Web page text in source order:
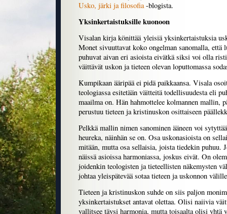
Usko, järki ja filosofia-blogista.
Yksinkertaistuksille kuonoon
Visalan kirja könittää yleisiä yksinkertaistuksia
Monet sivuuttavat koko ongelman sanomalla, että
puhuvat aivan eri asioista eivätkä siksi voi olla
väittävät uskon ja tieteen olevan loputtomassa
Kumpikaan ääripää ei pidä paikkaansa. Visala
teologiassa esitetään väitteitä todellisuudesta eli
maailma on. Hän hahmottelee kolmannen mallin,
perustuu tieteen ja kristinuskon osittaiseen
Pelkkä mallin nimen sanominen ääneen voi
heureka, näinhän se on. Osa uskonasioista on
mitään, mutta osa sellaisia, joista tiedekin puhuu.
näissä asioissa harmoniassa, joskus eivät. On
joidenkin teologisten ja tieteellisten näkemysten
johtaa yleispätevää sotaa tieteen ja uskonnon
Tieteen ja kristinuskon suhde on siis paljon
yksinkertaistukset antavat olettaa. Olisi naiivia
vallitsee täysi harmonia, mutta toisaalta olisi yhtä